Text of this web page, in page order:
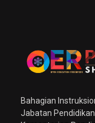
Bahagian
Jabatan